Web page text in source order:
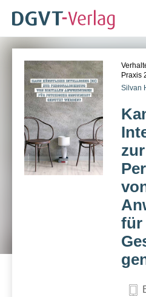
ZUR SUCHE SPRINGEN
Praxis
Silvan
zur
für